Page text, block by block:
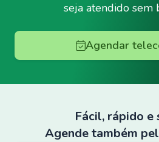
seja atendido sem
Agendar
Fácil, rápido e
Agende também